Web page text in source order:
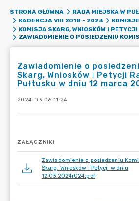
STRONA GŁÓWNA
RADA MIEJSKA W
KADENCJA VIII 2018 - 2024
KOMISJE
KOMISJA SKARG, WNIOSKÓW I PETYCJI
Zawiadomienie o
Skarg, Wniosków i Petycji
Pułtusku w dniu 12 marca
2024-03-06 11:24
ZAŁĄCZNIKI
Zawiadomienie o posiedzeniu
Skarg, Wniosków i Petycji w dniu
12.03.2024r024.pdf